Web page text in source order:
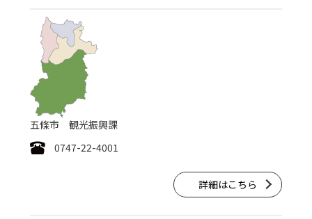
五條市 観光振興課
0747-22-4001
詳細はこちら